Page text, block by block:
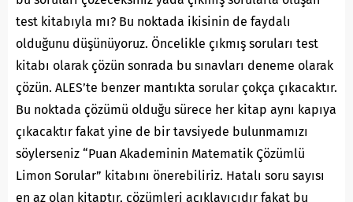
test kitabıyla mı? Bu noktada ikisinin de faydalı
olduğunu düşünüyoruz. Öncelikle çıkmış soruları test
kitabı olarak çözün sonrada bu sınavları deneme olarak
çözün. ALES’te benzer mantıkta sorular çokça çıkacaktır.
Bu noktada çözümü olduğu sürece her kitap aynı kapıya
çıkacaktır fakat yine de bir tavsiyede bulunmamızı
söylerseniz “Puan Akademinin Matematik Çözümlü
Limon Sorular” kitabını önerebiliriz. Hatalı soru sayısı
en az olan kitaptır, çözümleri açıklayıcıdır fakat bu